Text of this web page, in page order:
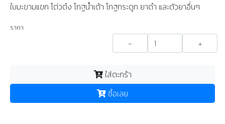
ใบมะขามแขก โต่วต๋ง โกฐน้ำเต้า โกฐกระดูก ยาดำ และตัวยาอื่นๆ
ราคา
- +
ใส่ตะกร้า
ซื้อเลย